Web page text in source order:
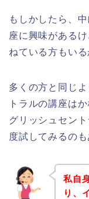
もしかしたら、
座に興味がある
ねている方もい
多くの方と同じ
トラルの講座は
グリッシュセン
度試してみるの
私自
り、